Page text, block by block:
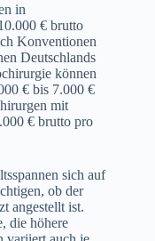
in
€ brutto
Konventionen
Deutschlands
können
€ bis 7.000 €
mit
€ brutto pro
sich auf
ob der
angestellt ist.
die höhere